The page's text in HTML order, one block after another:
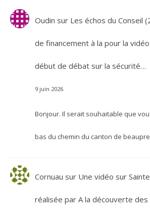
Oudin sur Les échos du Conseil
de financement à la pour la
début de débat sur la sécurité…
9 juin 2026
Bonjour. Il serait souhaitable que
bas du chemin du canton de
Cornuau sur Une vidéo sur
réalisée par A la découverte